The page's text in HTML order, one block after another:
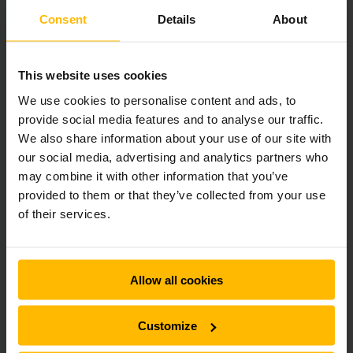
Consent Details About
This website uses cookies
We use cookies to personalise content and ads, to
provide social media features and to analyse our traffic.
We also share information about your use of our site with
our social media, advertising and analytics partners who
may combine it with other information that you’ve
provided to them or that they’ve collected from your use
of their services.
Allow all cookies
Customize
dalen, zodat de pallet stabiel op de klep staat.
Parkeren en einde werkdag
acculaadruimte, zodat de batterij geladen kan worden.
Schakel de truck uit en druk de noodstop in. Gebruik PBM
voordat u de truck aansluit aan de lader; er kan altijd
verontreiniging aan de steker en batterijdeksel zitten.
Controleer of de lader correct aan het laadproces begint.
Meld eventuele problemen die u tijdens het werk hebt